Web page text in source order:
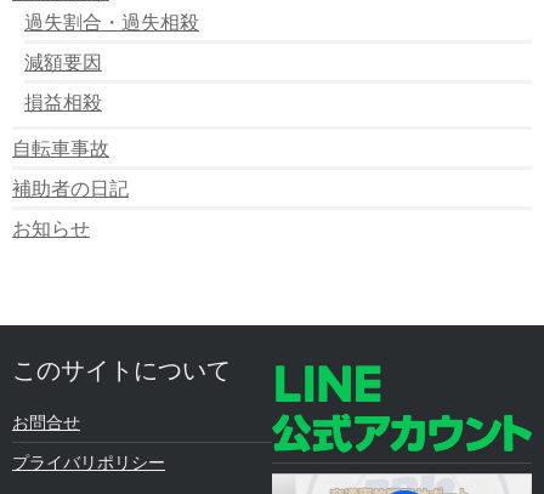
過失割合・過失相殺
減額要因
損益相殺
自転車事故
補助者の日記
お知らせ
このサイトについて
お問合せ
プライバリポリシー